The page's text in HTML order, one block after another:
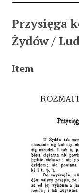
Przysięga
Żydów /
Item